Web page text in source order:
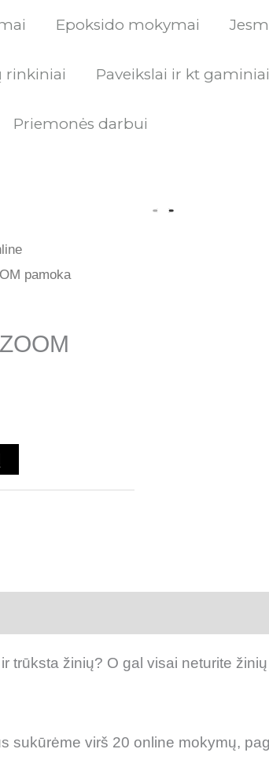
Epoksido mokymai
rinkiniai Paveikslai ir kt gaminiai
Priemonės darbui
pamoka
€.
trūksta žinių? O gal visai neturite
sukūrėme virš 20 online mokymų,